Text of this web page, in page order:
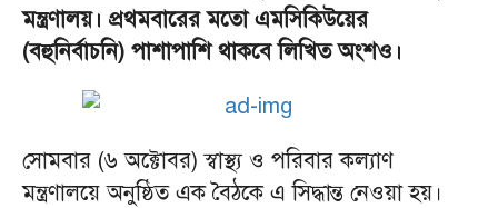
মন্ত্রণালয়। প্রথমবারের মতো এমসিকিউয়ের
(বহুনির্বাচনি) পাশাপাশি থাকবে লিখিত অংশও।
সোমবার (৬ অক্টোবর) স্বাস্থ্য ও পরিবার কল্যাণ
মন্ত্রণালয়ে অনুষ্ঠিত এক বৈঠকে এ সিদ্ধান্ত নেওয়া হয়।